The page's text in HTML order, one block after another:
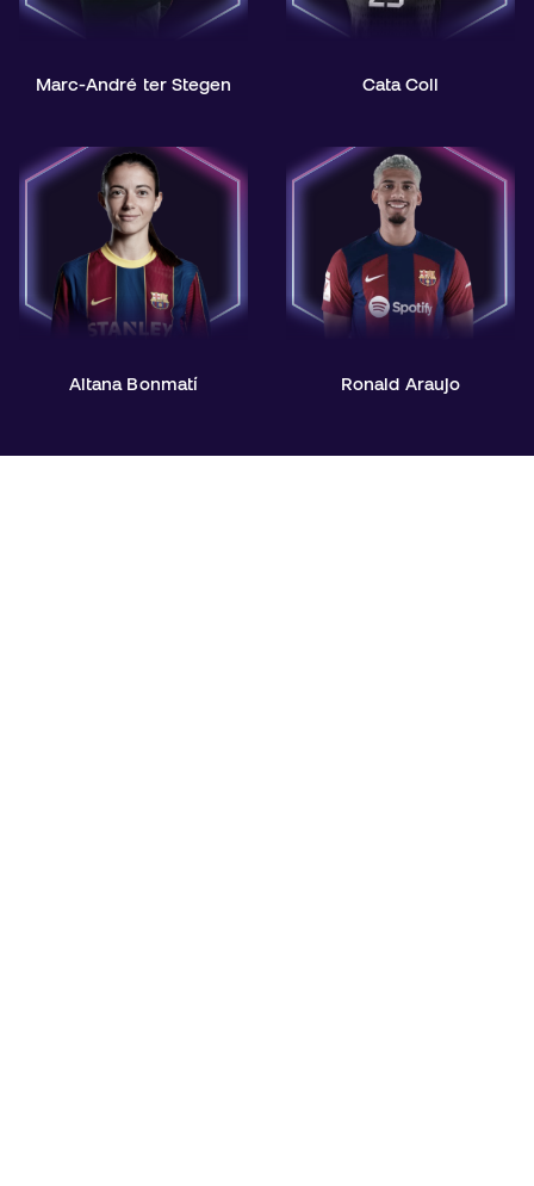
Marc-André ter Stegen Cata Coll
Aitana Bonmatí Ronald Araujo